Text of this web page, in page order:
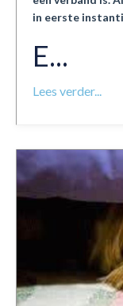
in eerste
E...
Lees verder...